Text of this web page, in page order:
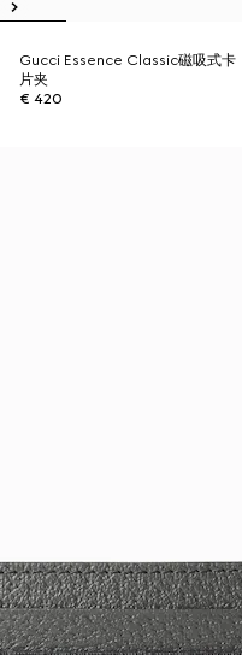
Gucci Essence Classic磁吸式卡
片夹
€ 420